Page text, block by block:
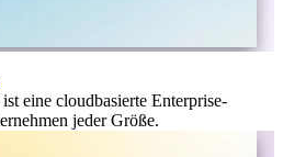
eine cloudbasierte Enterprise-
jeder Größe.